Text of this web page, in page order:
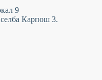
9
Карпош 3.